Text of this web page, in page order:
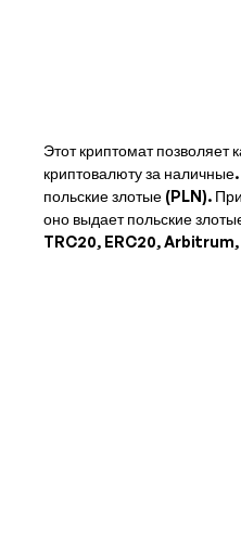
Этот криптомат позволяет
криптовалюту за
польские злотые (PLN).
оно выдаетпольские
TRC20, ERC20,